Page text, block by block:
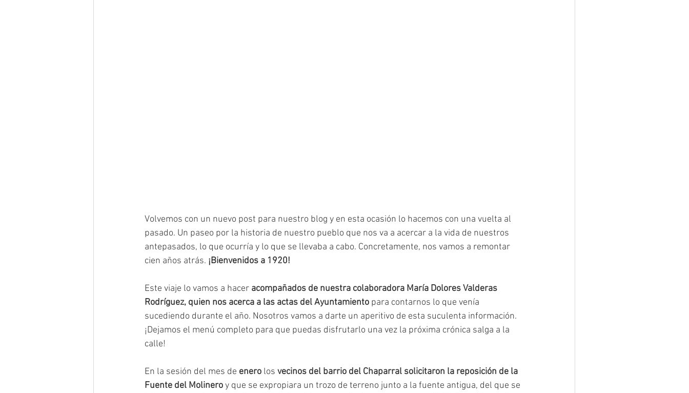
Volvemos con un nuevo post para nuestro blog y en esta ocasión lo hacemos con una vuelta al
pasado. Un paseo por la historia de nuestro pueblo que nos va a acercar a la vida de nuestros
antepasados, lo que ocurría y lo que se llevaba a cabo. Concretamente, nos vamos a remontar
cien años atrás. ¡Bienvenidos a 1920!
Este viaje lo vamos a hacer acompañados de nuestra colaboradora María Dolores Valderas
Rodríguez, quien nos acerca a las actas del Ayuntamiento para contarnos lo que venía
sucediendo durante el año. Nosotros vamos a darte un aperitivo de esta suculenta información.
¡Dejamos el menú completo para que puedas disfrutarlo una vez la próxima crónica salga a la
calle!
En la sesión del mes de enero los vecinos del barrio del Chaparral solicitaron la reposición de la
Fuente del Molinero y que se expropiara un trozo de terreno junto a la fuente antigua, del que se